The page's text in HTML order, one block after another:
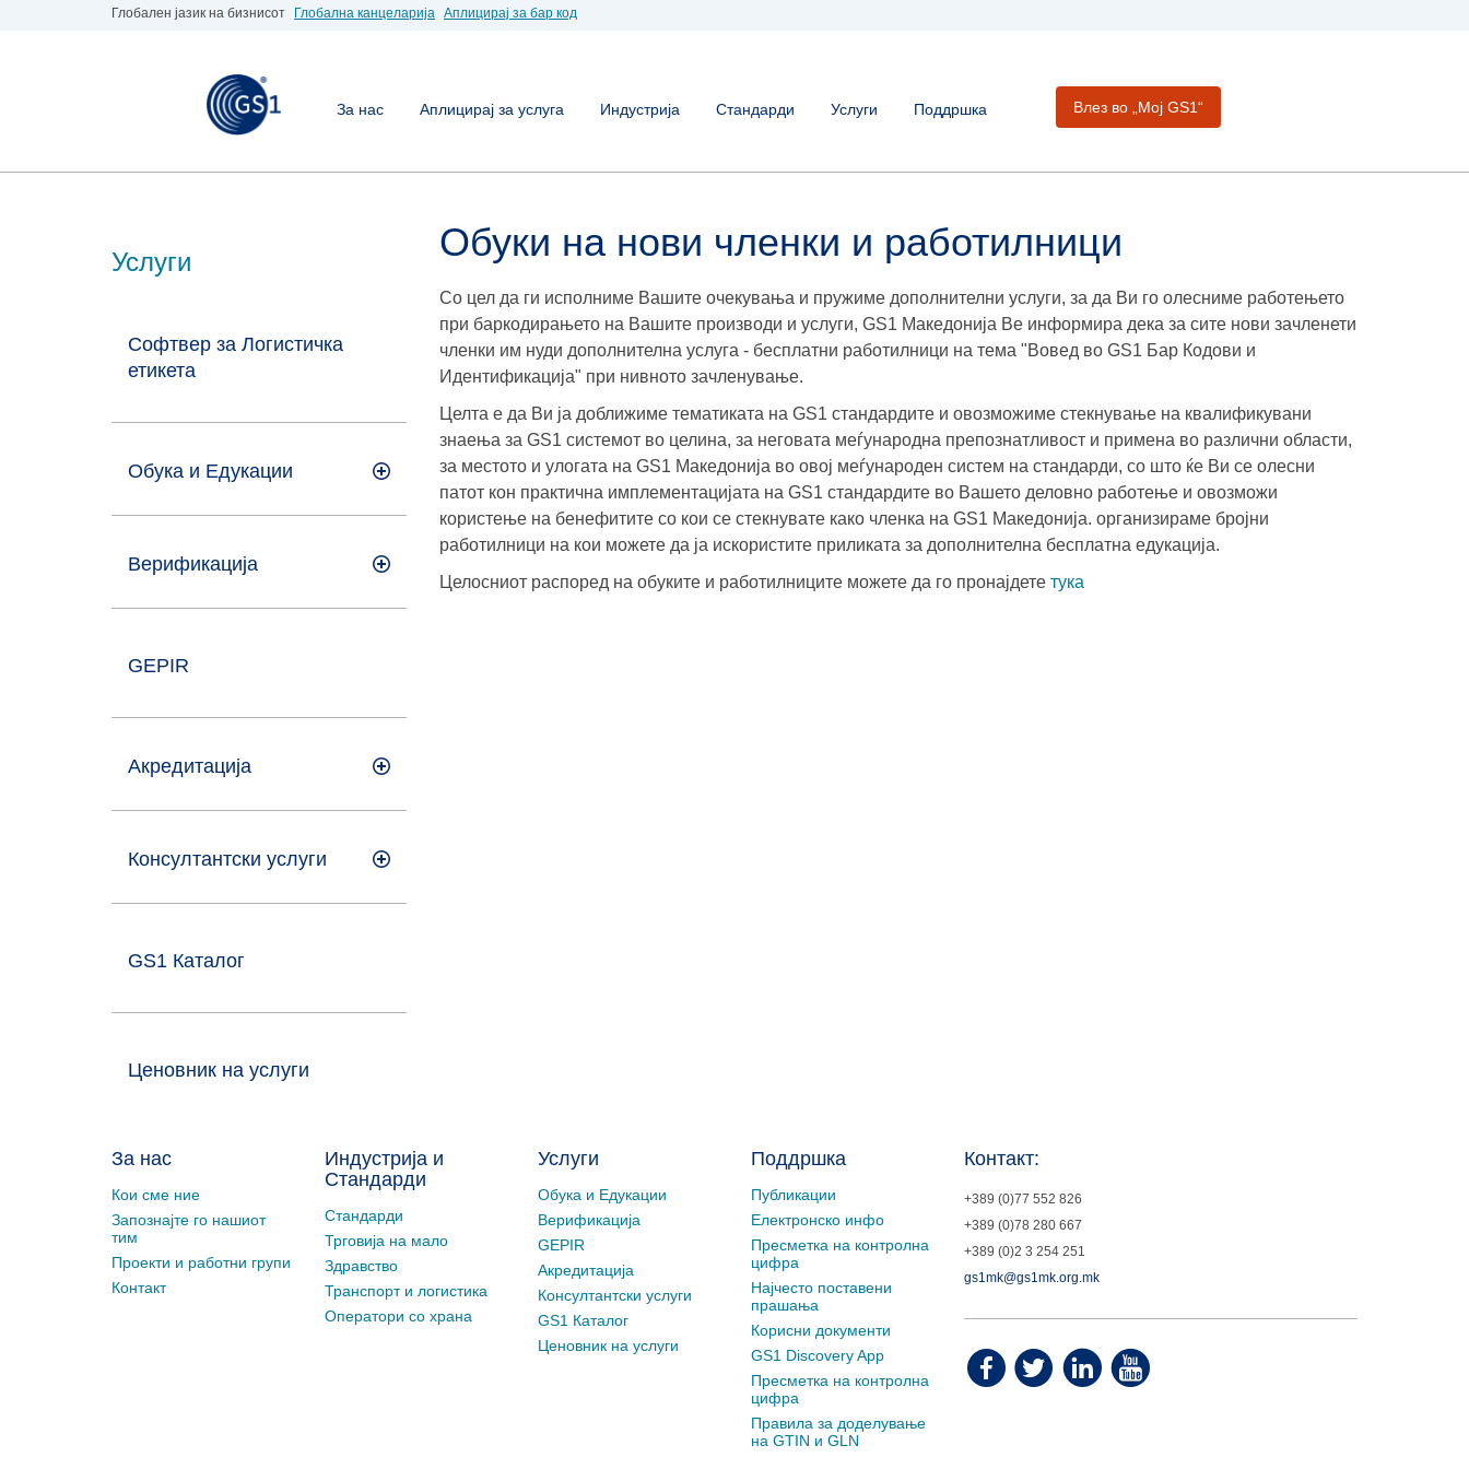
Глобален јазик на бизнисот Глобална канцеларија Аплицирај за бар код
За нас Аплицирај за услуга Индустрија Стандарди Услуги Поддршка Влез во „Moj GS1“
Услуги
Софтвер за Логистичка
етикета
Обука и Едукации
Верификација
GEPIR
Акредитација
Консултантски услуги
GS1 Каталог
Ценовник на услуги
Обуки на нови членки и работилници
Со цел да ги исполниме Вашите очекувања и пружиме дополнителни услуги, за да Ви го олесниме работењето
при баркодирањето на Вашите производи и услуги, GS1 Македонија Ве информира дека за сите нови зачленети
членки им нуди дополнителна услуга - бесплатни работилници на тема "Вовед во GS1 Бар Кодови и
Идентификација" при нивното зачленување.
Целта е да Ви ја доближиме тематиката на GS1 стандардите и овозможиме стекнување на квалификувани
знаења за GS1 системот во целина, за неговата меѓународна препознатливост и примена во различни области,
за местото и улогата на GS1 Македонија во овој меѓународен систем на стандарди, со што ќе Ви се олесни
патот кон практична имплементацијата на GS1 стандардите во Вашето деловно работење и овозможи
користење на бенефитите со кои се стекнувате како членка на GS1 Македонија. организираме бројни
работилници на кои можете да ја искористите приликата за дополнителна бесплатна едукација.
Целосниот распоред на обуките и работилниците можете да го пронајдете тука
За нас
Кои сме ние
Запознајте го нашиот
тим
Проекти и работни групи
Контакт
Индустрија и
Стандарди
Стандарди
Трговија на мало
Здравство
Транспорт и логистика
Оператори со храна
Услуги
Обука и Едукации
Верификација
GEPIR
Акредитација
Консултантски услуги
GS1 Каталог
Ценовник на услуги
Поддршка
Публикации
Електронско инфо
Пресметка на контролна
цифра
Најчесто поставени
прашања
Корисни документи
GS1 Discovery App
Пресметка на контролна
цифра
Правила за доделување
на GTIN и GLN
Контакт:
+389 (0)77 552 826
+389 (0)78 280 667
+389 (0)2 3 254 251
gs1mk@gs1mk.org.mk